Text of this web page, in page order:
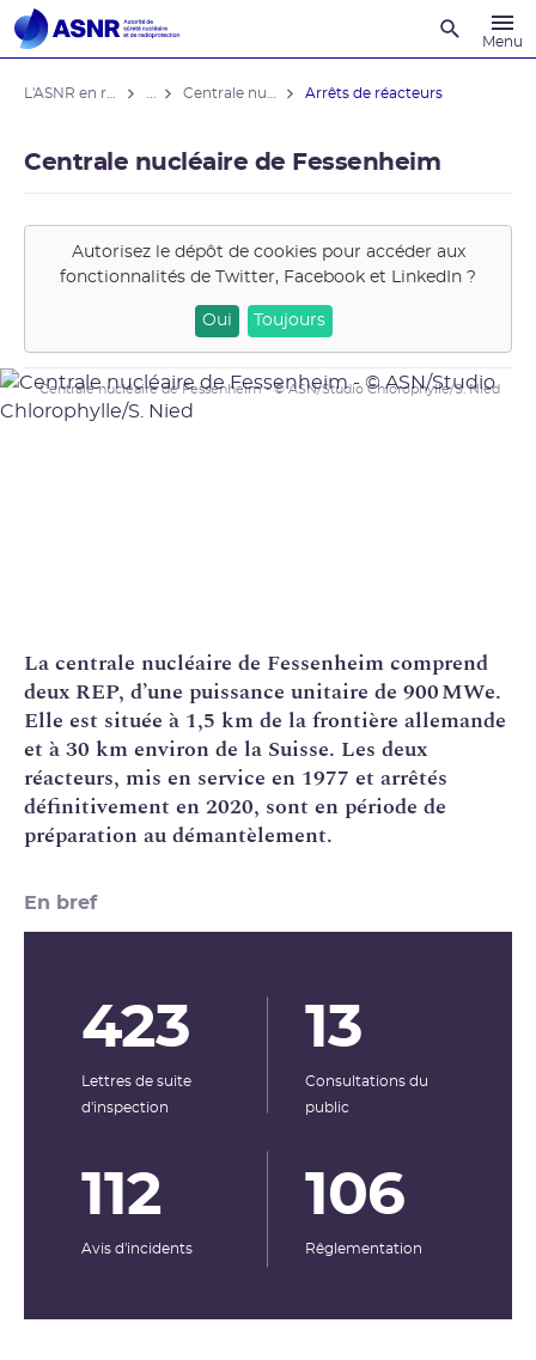
Menu
Arrêts de réacteurs
Centrale nucléaire de Fessenheim
Autorisez le dépôt de cookies pour accéder aux
fonctionnalités de Twitter, Facebook et LinkedIn ?
Oui Toujours
Centrale nucléaire de Fessenheim - © ASN/Studio Chlorophylle/S. Nied
Lacentrale nucléaire de Fessenheim comprend
deux REP, d’une puissance unitaire de 900 MWe.
Elle est située à 1,5 km de la frontière allemande
et à 30 km environ de la Suisse. Les deux
réacteurs, mis en service en 1977 et arrêtés
définitivement en 2020, sont en période de
préparation audémantèlement.
En bref
423
Lettres de suite
d'inspection
13
Consultations du
public
112
Avis d'incidents
106
Rêglementation